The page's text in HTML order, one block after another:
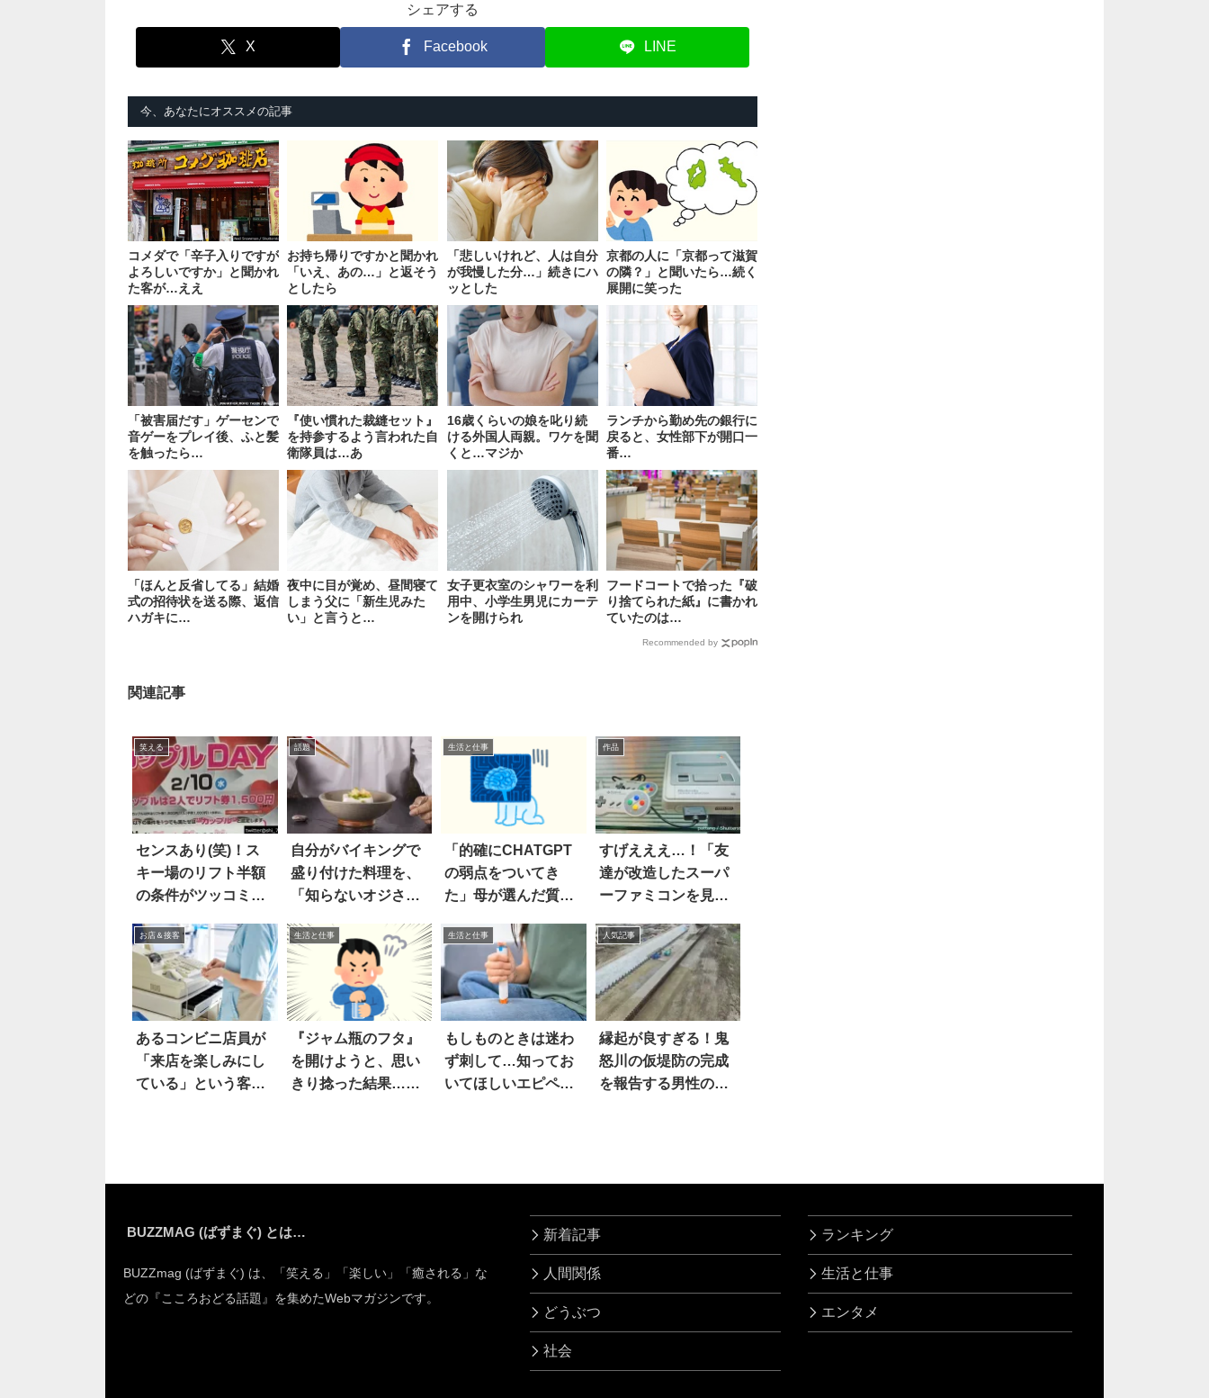
シェアする
X Facebook LINE
今、あなたにオススメの記事
コメダで「辛子入りですが
よろしいですか」と聞かれ
た客が…ええ
お持ち帰りですかと聞かれ
「いえ、あの…」と返そう
としたら
「悲しいけれど、人は自分
が我慢した分…」続きにハ
ッとした
京都の人に「京都って滋賀
の隣？」と聞いたら…続く
展開に笑った
「被害届だす」ゲーセンで
音ゲーをプレイ後、ふと髪
を触ったら…
『使い慣れた裁縫セット』
を持参するよう言われた自
衛隊員は…あ
16歳くらいの娘を叱り続
ける外国人両親。ワケを聞
くと…マジか
ランチから勤め先の銀行に
戻ると、女性部下が開口一
番…
「ほんと反省してる」結婚
式の招待状を送る際、返信
ハガキに…
夜中に目が覚め、昼間寝て
しまう父に「新生児みた
い」と言うと…
女子更衣室のシャワーを利
用中、小学生男児にカーテ
ンを開けられ
フードコートで拾った『破
り捨てられた紙』に書かれ
ていたのは…
Recommended by
関連記事
笑える
センスあり(笑)！ス
キー場のリフト半額
の条件がツッコミど
話題
自分がバイキングで
盛り付けた料理を、
「知らないオジさ
一体なぜ？
生活と仕事
「的確にCHATGPT
の弱点をついてき
た」母が選んだ質問
作品
すげえええ…！「友
達が改造したスーパ
ーファミコンを見せ
お店＆接客
あるコンビニ店員が
「来店を楽しみにし
ている」という客
生活と仕事
『ジャム瓶のフタ』
を開けようと、思い
きり捻った結果…な
生活と仕事
もしものときは迷わ
ず刺して…知ってお
いてほしいエピペン
人気記事
縁起が良すぎる！鬼
怒川の仮堤防の完成
を報告する男性のお
BUZZMAG (ばずまぐ) とは…
BUZZmag (ばずまぐ) は、「笑える」「楽しい」「癒される」な
どの『こころおどる話題』を集めたWebマガジンです。
新着記事
人間関係
どうぶつ
社会
ランキング
生活と仕事
エンタメ